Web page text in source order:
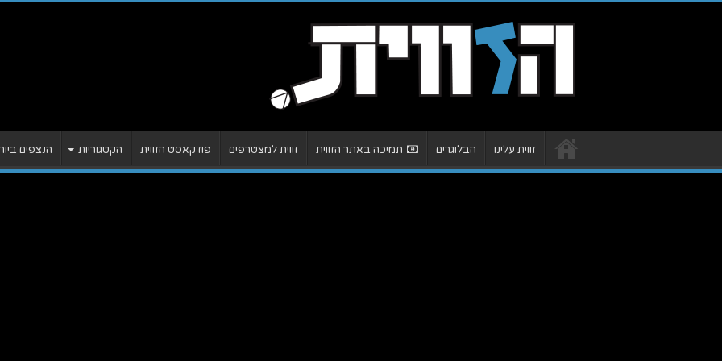
זווית עלינו הבלוגרים תמיכה באתר הזווית זווית למצטרפים פודקאסט הזווית הקטגוריות הנצפים